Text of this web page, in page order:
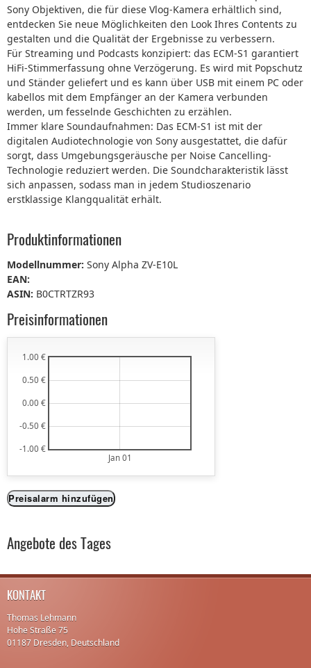
Sony Objektiven, die für diese Vlog-Kamera erhältlich sind,
entdecken Sie neue Möglichkeiten den Look Ihres Contents zu
gestalten und die Qualität der Ergebnisse zu verbessern.
Für Streaming und Podcasts konzipiert: das ECM-S1 garantiert
HiFi-Stimmerfassung ohne Verzögerung. Es wird mit Popschutz
und Ständer geliefert und es kann über USB mit einem PC oder
kabellos mit dem Empfänger an der Kamera verbunden
werden, um fesselnde Geschichten zu erzählen.
Immer klare Soundaufnahmen: Das ECM-S1 ist mit der
digitalen Audiotechnologie von Sony ausgestattet, die dafür
sorgt, dass Umgebungsgeräusche per Noise Cancelling-
Technologie reduziert werden. Die Soundcharakteristik lässt
sich anpassen, sodass man in jedem Studioszenario
erstklassige Klangqualität erhält.
Produktinformationen
Modellnummer: Sony Alpha ZV-E10L
EAN:
ASIN: B0CTRTZR93
Preisinformationen
Jan 01
-1.00 €
-0.50 €
0.00 €
0.50 €
1.00 €
Preisalarm hinzufügen
Angebote des Tages
KONTAKT
Thomas Lehmann
Hohe Straße 75
01187 Dresden, Deutschland